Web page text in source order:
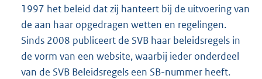
1997 het beleid dat zij hanteert bij de uitvoering van
de aan haar opgedragen wetten en regelingen.
Sinds 2008 publiceert de SVB haar beleidsregels in
de vorm van een website, waarbij ieder onderdeel
van de SVB Beleidsregels een SB-nummer heeft.